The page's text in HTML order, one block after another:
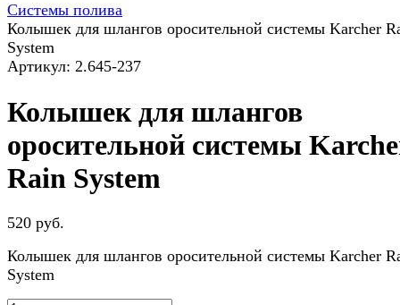
Системы полива
Колышек для шлангов оросительной системы Karcher
System
Артикул: 2.645-237
Колышек для шлангов
оросительной системы
Rain System
520 руб.
Колышек для шлангов оросительной системы Karcher
System